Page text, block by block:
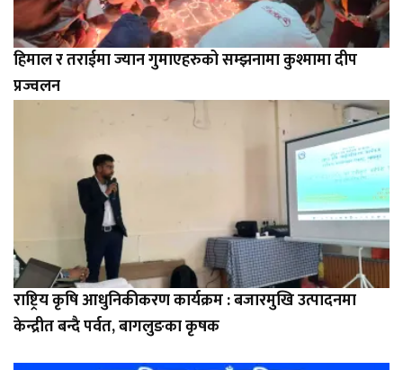
हिमाल र तराईमा ज्यान गुमाएहरुको सम्झनामा कुश्मामा दीप
प्रज्वलन
राष्ट्रिय कृषि आधुनिकीकरण कार्यक्रम : बजारमुखि उत्पादनमा
केन्द्रीत बन्दै पर्वत, बागलुङका कृषक